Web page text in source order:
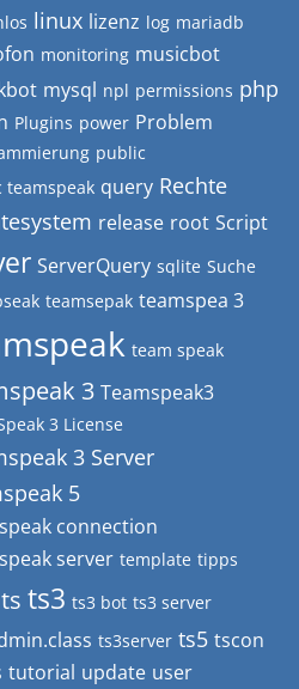
linux lizenz log mariadb
monitoring musicbot
mysql npl permissions php
Plugins power Problem
public
teamspeak query Rechte
release root Script
ServerQuery sqlite Suche
teamsepak teamspea 3
team speak
3 Teamspeak3
3 License
3 Server
5
connection
server template tipps
ts ts3 ts3 bot ts3 server
ts3server ts5 tscon
tutorial update user